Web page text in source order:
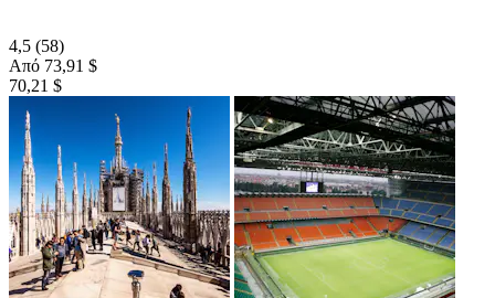
4,5 (58)
Από 73,91 $
70,21 $